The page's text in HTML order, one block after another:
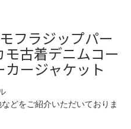
フラジップパー
古着デニムコー
ージャケット
どをご紹介いただいておりま